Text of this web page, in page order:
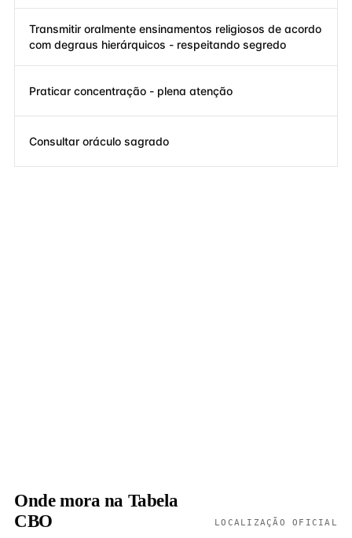
Transmitir oralmente ensinamentos religiosos de acordo
com degraus hierárquicos - respeitando segredo
Praticar concentração - plena atenção
Consultar oráculo sagrado
Onde mora na Tabela
CBO
LOCALIZAÇÃO OFICIAL